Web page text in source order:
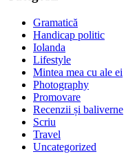
Gramatică
Handicap politic
Iolanda
Lifestyle
Mintea mea cu ale ei
Photography
Promovare
Recenzii și baliverne
Scriu
Travel
Uncategorized